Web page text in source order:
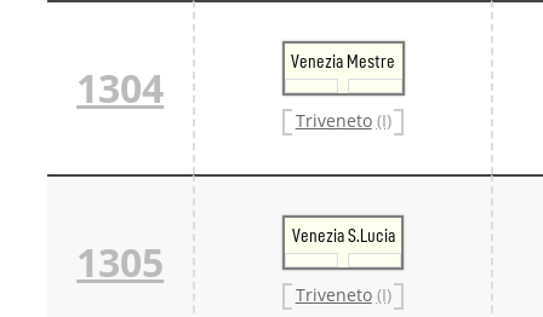
1304
Venezia Mestre
Triveneto (I)
1305
Venezia S.Lucia
Triveneto (I)